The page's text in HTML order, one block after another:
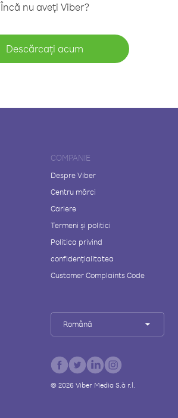
Încă nu aveți Viber?
Descărcați acum
COMPANIE
Despre Viber
Centru mărci
Cariere
Termeni și politici
Politica privind
confidențialitatea
Customer Complaints Code
Română
© 2026Viber Media S.à r.l.